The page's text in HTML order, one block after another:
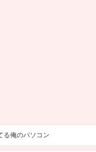
る俺のパソコン